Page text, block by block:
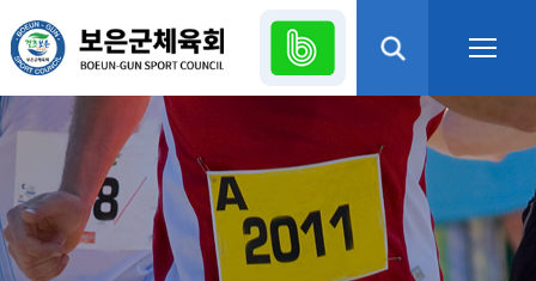
열기
열기
열기